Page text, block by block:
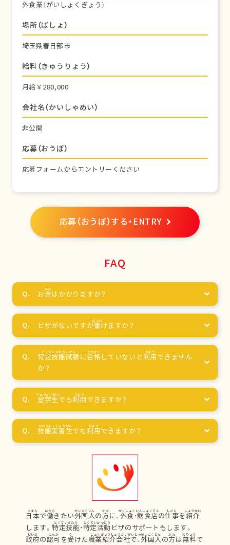
外食業（がいしょくぎょう）
場所（ばしょ）
埼玉県春日部市
給料（きゅうりょう）
月給￥280,000
会社名（かいしゃめい）
非公開
応募（おうぼ）
応募フォームからエントリーください
応募（おうぼ）する・ENTRY
FAQ
お金はかかりますか？
ビザがないですが働けますか？
特定技能試験に合格 していないと利用 できません
か？
留学生でも利用 できますか？
技能実習生でも利用できますか？
日本で働きたい外国人の方に、 外食 ・飲食店の仕事を紹介
します。特定技能・特定活動 ビザのサポートもします。
政府の認可を受けた職業紹介会社で、 外国人の方は無料で